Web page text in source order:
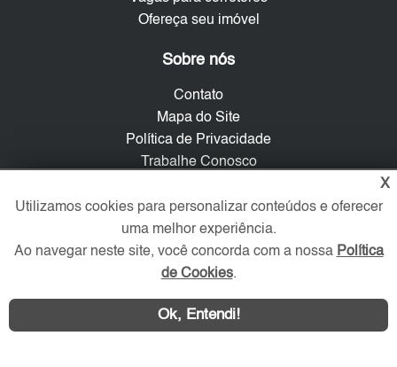
Ofereça seu imóvel
Sobre nós
Contato
Mapa do Site
Política de Privacidade
Trabalhe Conosco
Verificada por
Redes Sociais
X
Utilizamos cookies para personalizar conteúdos e oferecer
uma melhor experiência.
Ao navegar neste site, você concorda com a nossa Política
de Cookies.
Ok, Entendi!